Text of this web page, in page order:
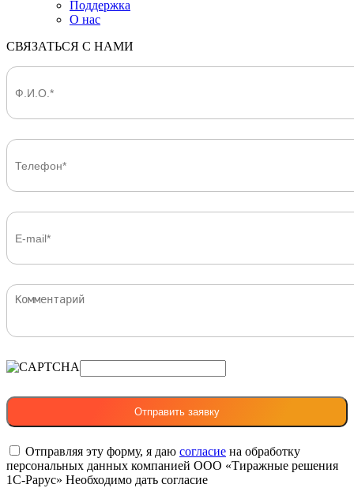
Поддержка
О нас
СВЯЗАТЬСЯ С НАМИ
Отправляя эту форму, я даю согласие на обработку
персональных данных компанией ООО «Тиражные решения
1С-Рарус» Необходимо дать согласие